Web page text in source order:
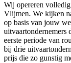
Wij opereren
Vlijmen. We kijken
op basis van jouw
uitvaartondernemers
eerste periode van
bij drie
prijs die zo gunstig